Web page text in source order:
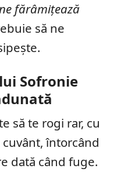
fărâmițează
să ne
Sofronie
să te rogi rar, cu
întorcând
dată când fuge.